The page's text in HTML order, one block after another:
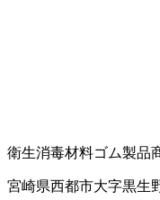
衛生消毒材料ゴム製品
宮崎県西都市大字黒生